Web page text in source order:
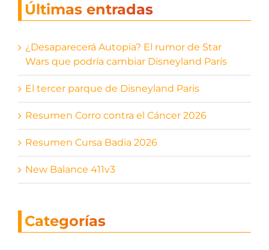
Últimas entradas
¿Desaparecerá Autopia? El rumor de Star
Wars que podría cambiar Disneyland París
El tercer parque de Disneyland Paris
Resumen Corro contra el Cáncer 2026
Resumen Cursa Badia 2026
New Balance 411v3
Categorías